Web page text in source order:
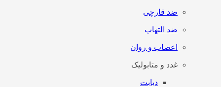
ضد قارچی
ضد التهاب
اعصاب و روان
غدد و متابولیک
دیابت